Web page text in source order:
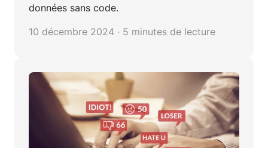
données sans code.
10 décembre 2024 · 5 minutes de lecture